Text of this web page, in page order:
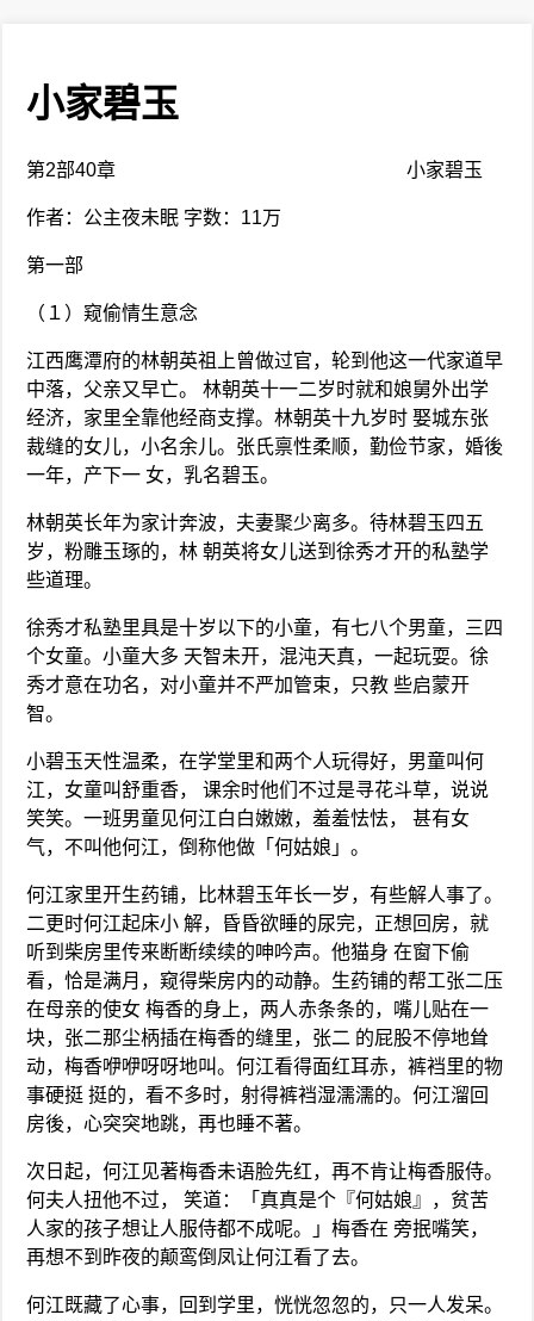
小家碧玉
第2部40章 小家碧玉
作者：公主夜未眠 字数：11万
第一部
（１）窥偷情生意念
江西鹰潭府的林朝英祖上曾做过官，轮到他这一代家道早
中落，父亲又早亡。 林朝英十一二岁时就和娘舅外出学
经济，家里全靠他经商支撑。林朝英十九岁时 娶城东张
裁缝的女儿，小名余儿。张氏禀性柔顺，勤俭节家，婚後
一年，产下一 女，乳名碧玉。
林朝英长年为家计奔波，夫妻聚少离多。待林碧玉四五
岁，粉雕玉琢的，林 朝英将女儿送到徐秀才开的私塾学
些道理。
徐秀才私塾里具是十岁以下的小童，有七八个男童，三四
个女童。小童大多 天智未开，混沌天真，一起玩耍。徐
秀才意在功名，对小童并不严加管束，只教 些启蒙开
智。
小碧玉天性温柔，在学堂里和两个人玩得好，男童叫何
江，女童叫舒重香， 课余时他们不过是寻花斗草，说说
笑笑。一班男童见何江白白嫩嫩，羞羞怯怯， 甚有女
气，不叫他何江，倒称他做「何姑娘」。
何江家里开生药铺，比林碧玉年长一岁，有些解人事了。
二更时何江起床小 解，昏昏欲睡的尿完，正想回房，就
听到柴房里传来断断续续的呻吟声。他猫身 在窗下偷
看，恰是满月，窥得柴房内的动静。生药铺的帮工张二压
在母亲的使女 梅香的身上，两人赤条条的，嘴儿贴在一
块，张二那尘柄插在梅香的缝里，张二 的屁股不停地耸
动，梅香咿咿呀呀地叫。何江看得面红耳赤，裤裆里的物
事硬挺 挺的，看不多时，射得裤裆湿濡濡的。何江溜回
房後，心突突地跳，再也睡不著。
次日起，何江见著梅香未语脸先红，再不肯让梅香服侍。
何夫人扭他不过， 笑道：「真真是个『何姑娘』，贫苦
人家的孩子想让人服侍都不成呢。」梅香在 旁抿嘴笑，
再想不到昨夜的颠鸾倒凤让何江看了去。
何江既藏了心事，回到学里，恍恍忽忽的，只一人发呆。